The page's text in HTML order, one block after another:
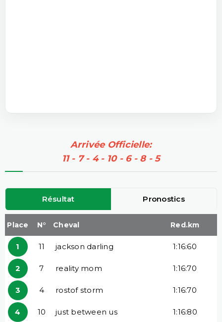
Arrivée Officielle:
11 - 7 - 4 - 10 - 6 - 8 - 5
Résultat Pronostics
Place N° Cheval Red.km
1 11 jackson darling 1:16:60
2 7 reality mom 1:16:70
3 4 rostof storm 1:16:70
4 10 just between us 1:16:80